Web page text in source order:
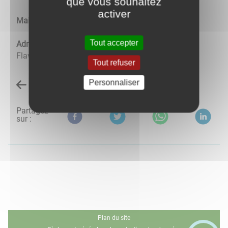
Mail : mairie.gisseyflavigny@wanadoo.fr
Adresse
: 4 Place de la Croix 21150 Gissey-Sous-
Flavigny
Partagez
sur :
Plan du site
activer
Tout accepter
Tout refuser
Personnaliser